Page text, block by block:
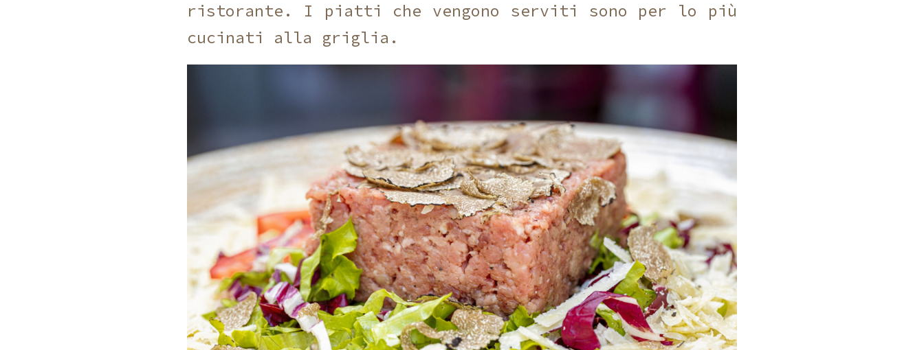
ristorante. I piatti che vengono serviti sono per lo più
cucinati alla griglia.